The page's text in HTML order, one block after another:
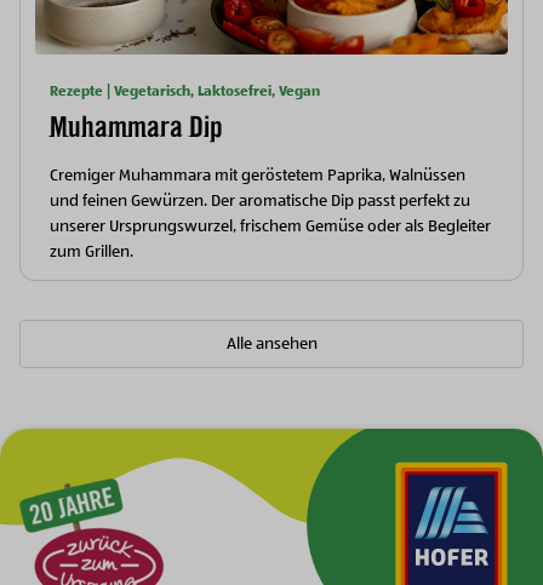
Rezepte | Vegetarisch, Laktosefrei, Vegan
Muhammara Dip
Cremiger Muhammara mit geröstetem Paprika, Walnüssen
und feinen Gewürzen. Der aromatische Dip passt perfekt zu
unserer Ursprungswurzel, frischem Gemüse oder als Begleiter
zum Grillen.
Alle ansehen
Zur Hauptnavigation